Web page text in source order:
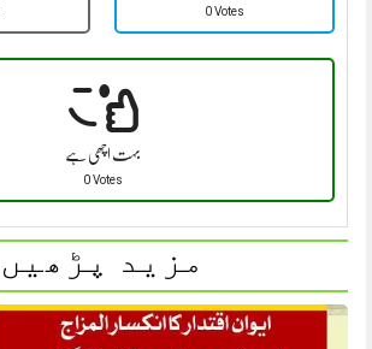
0 Votes
بہت اچھی ہے
0 Votes
مزید پڑھیں